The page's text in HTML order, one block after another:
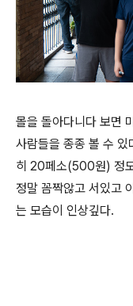
몰을 돌아다니다 보면
사람들을 종종 볼 수
히 20페소(500원) 정
정말 꼼짝않고 서있고
는 모습이 인상깊다.